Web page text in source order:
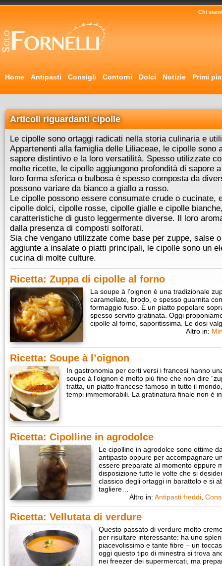
Chi
Home Antipasti Consigli Contorni Dolci Notizie Primi
Articoli riguardanti cipolle
Le cipolle sono ortaggi radicati nella storia culinaria e
Appartenenti alla famiglia delle Liliaceae, le cipolle sono
sapore distintivo e la loro versatilità. Spesso utilizzate
molte ricette, le cipolle aggiungono profondità di sapore
loro forma sferica o bulbosa è spesso composta da
possono variare da bianco a giallo a rosso.
Le cipolle possono essere consumate crude o cucinate,
cipolle dolci, cipolle rosse, cipolle gialle e cipolle
caratteristiche di gusto leggermente diverse. Il loro
dalla presenza di composti solforati.
Sia che vengano utilizzate come base per zuppe, salse
aggiunte a insalate o piatti principali, le cipolle sono un
cucina di molte culture.
Ricetta: Zuppa di cipolle al forno
La soupe à l’oignon è una tradizionale
caramellate, brodo, e spesso guarnita
formaggio fuso. È un piatto popolare
spesso servito gratinata. Oggi
cipolle al forno, saporitissima. Le dosi
Altro in:
Ricetta: Soupe à l’oignon
In gastronomia per certi versi i francesi hanno
soupe à l’oignon è molto più fine che non dire
tratta, un piatto francese famoso in tutto il
tempi immemorabili. La gratinatura finale non è
Ricetta: Cipolline in agrodolce
Le cipolline in agrodolce sono ottime
antipasto oppure per accompagnare
essere preparate al momento oppure
disposizione tutte le volte che si
classico degli ortaggi in barattolo e si
tagliere…
Altro in: Antipasti freddi
Ricetta: Vellutata di verdure
Questo passato di verdure molto
per risultare interessante: ha uno
piacevolissimo e tante fibre – un
oggi questo tipo di minestra si trova
nei freezer dei supermercati, ma